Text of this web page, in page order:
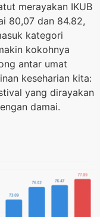
merayakan IKUB
80,07 dan 84.82,
kategori
kokohnya
antar umat
keseharian kita:
yang dirayakan
damai.